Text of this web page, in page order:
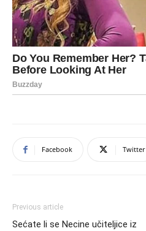
Facebook Twitter
Previous article
Sećate li se Necine učiteljice iz